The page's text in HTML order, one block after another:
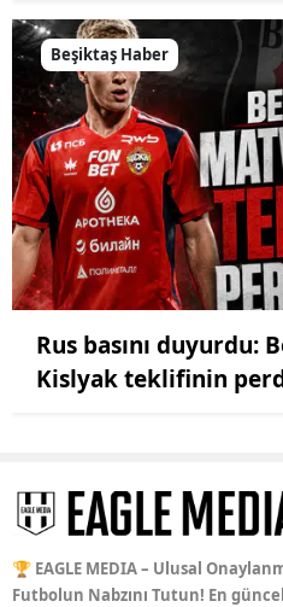
Beşiktaş Haber
Rus basını duyurdu:
Kislyak teklifinin
🏆 EAGLE MEDIA – Ulusal
Futbolun Nabzını Tutun! En